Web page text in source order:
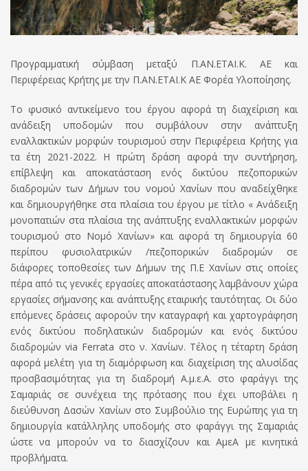
Προγραμματική σύμβαση μεταξύ Π.ΑΝ.ΕΤΑΙ.Κ. ΑΕ και
Περιφέρειας Κρήτης με την Π.ΑΝ.ΕΤΑΙ.Κ ΑΕ Φορέα Υλοποίησης.
Το φυσικό αντικείμενο του έργου αφορά τη διαχείριση και
ανάδειξη υποδομών που συμβάλουν στην ανάπτυξη
εναλλακτικών μορφών τουρισμού στην Περιφέρεια Κρήτης για
τα έτη 2021-2022. Η πρώτη δράση αφορά την συντήρηση,
επίβλεψη και αποκατάσταση ενός δικτύου πεζοπορικών
διαδρομών των Δήμων του νομού Χανίων που αναδείχθηκε
και δημιουργήθηκε στα πλαίσια του έργου με τίτλο « Ανάδειξη
μονοπατιών στα πλαίσια της ανάπτυξης εναλλακτικών μορφών
τουρισμού στο Νομό Χανίων» και αφορά τη δημιουργία 60
περίπου φυσιολατρικών /πεζοπορικών διαδρομών σε
διάφορες τοποθεσίες των Δήμων της Π.Ε Χανίων στις οποίες
πέρα από τις γενικές εργασίες αποκατάστασης λαμβάνουν χώρα
εργασίες σήμανσης και ανάπτυξης εταιρικής ταυτότητας. Οι δύο
επόμενες δράσεις αφορούν την καταγραφή και χαρτογράφηση
ενός δικτύου ποδηλατικών διαδρομών και ενός δικτύου
διαδρομών via Ferrata στο ν. Χανίων. Τέλος η τέταρτη δράση
αφορά μελέτη για τη διαμόρφωση και διαχείριση της αλυσίδας
προσβασιμότητας για τη διαδρομή Α.μ.ε.Α. στο φαράγγι της
Σαμαριάς σε συνέχεια της πρότασης που έχει υποβάλει η
διεύθυνση Δασών Χανίων στο Συμβούλιο της Ευρώπης για τη
δημιουργία κατάλληλης υποδομής στο φαράγγι της Σαμαριάς
ώστε να μπορούν να το διασχίζουν και ΑμεΑ με κινητικά
προβλήματα.